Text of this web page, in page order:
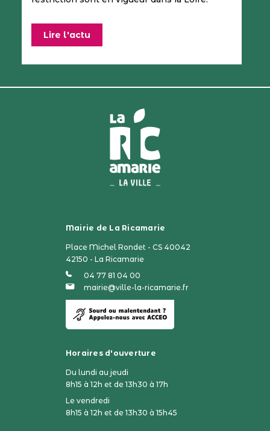
Lire l'actu
Mairie de La Ricamarie
Place Michel Rondet - CS 40042
42150 - La Ricamarie
04 77 81 04 00
mairie@ville-la-ricamarie.fr
Horaires d'ouverture
Du lundi au jeudi
8h15 à 12h et de 13h30 à 17h
Le vendredi
8h15 à 12h et de 13h30 à 15h45